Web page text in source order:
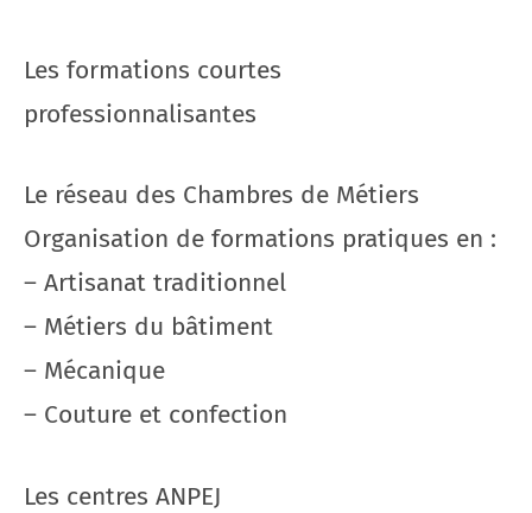
Les formations courtes
professionnalisantes
Le réseau des Chambres de Métiers
Organisation de formations pratiques en :
– Artisanat traditionnel
– Métiers du bâtiment
– Mécanique
– Couture et confection
Les centres ANPEJ